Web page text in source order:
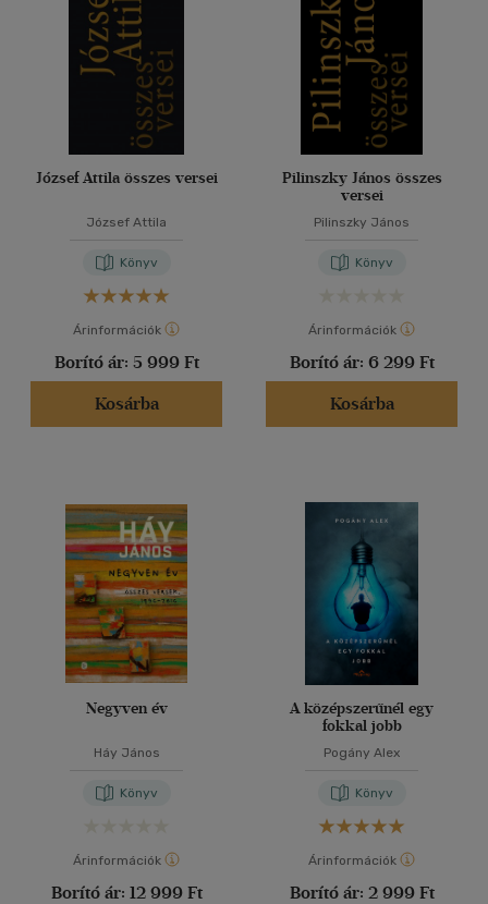
József Attila összes versei
József Attila
Könyv
Árinformációk
Borító ár: 5 999 Ft
Kosárba
Pilinszky János összes
versei
Pilinszky János
Könyv
Árinformációk
Borító ár: 6 299 Ft
Kosárba
Negyven év
Háy János
Könyv
Árinformációk
Borító ár: 12 999 Ft
A középszerűnél egy
fokkal jobb
Pogány Alex
Könyv
Árinformációk
Borító ár: 2 999 Ft